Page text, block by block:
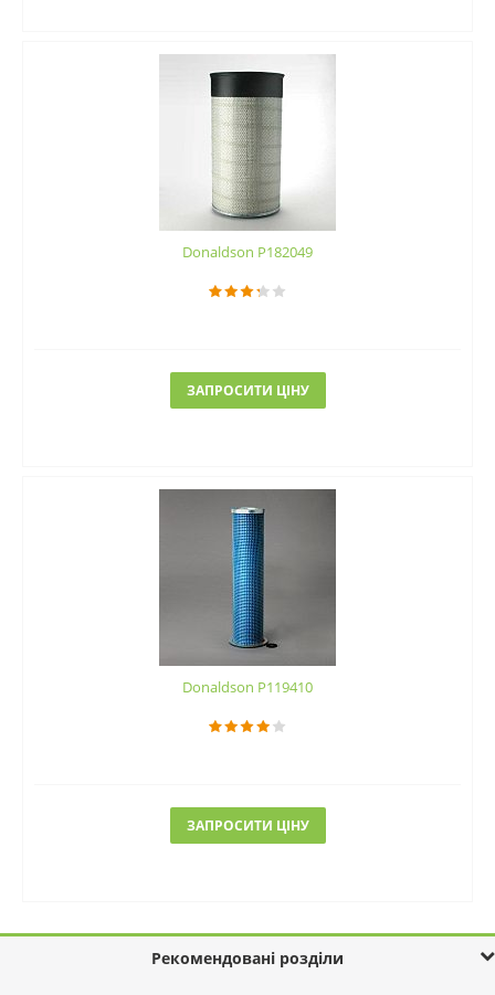
Donaldson P182049
ЗАПРОСИТИ ЦІНУ
Donaldson P119410
ЗАПРОСИТИ ЦІНУ
Рекомендовані розділи